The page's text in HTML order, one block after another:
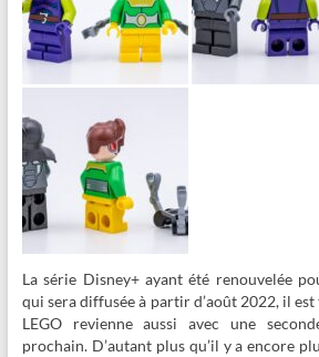
La série Disney+ ayant été renouvelée
qui sera diffusée à partir d’août 2022, il
LEGO revienne aussi avec une
prochain. D’autant plus qu’il y a encore